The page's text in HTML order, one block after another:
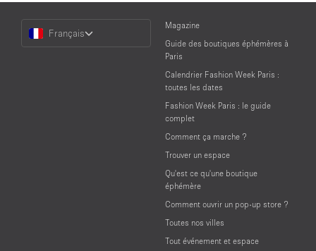
Language
Français
Magazine
Guide des boutiques éphémères à
Paris
Calendrier Fashion Week Paris :
toutes les dates
Fashion Week Paris : le guide
complet
Comment ça marche ?
Trouver un espace
Qu'est ce qu'une boutique
éphémère
Comment ouvrir un pop-up store ?
Toutes nos villes
Tout événement et espace